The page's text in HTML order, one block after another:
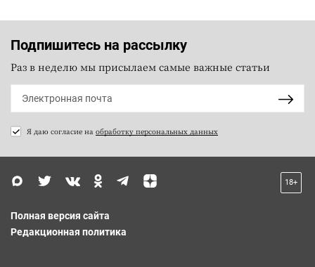
Подпишитесь на рассылку
Раз в неделю мы присылаем самые важные статьи
Я даю согласие на обработку персональных данных
18+
Полная версия сайта
Редакционная политика